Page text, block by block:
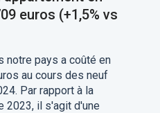
euros (+1,5% vs
notre pays a coûté en
au cours des neuf
Par rapport à la
2023, il s'agit d'une